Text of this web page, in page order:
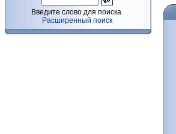
Введите слово для поиска.
Расширенный поиск